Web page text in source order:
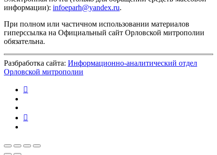
информации): infoeparh@yandex.ru.
При полном или частичном использовании материалов
гиперссылка на Официальный сайт Орловской митрополии
обязательна.
Разбработка сайта: Информационно-аналитический отдел
Орловской митрополии